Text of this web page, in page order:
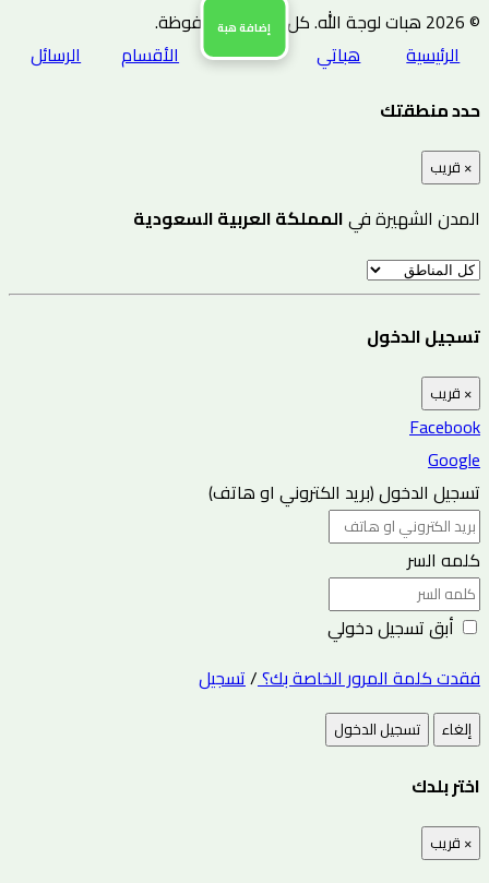
© 2026 هبات لوجة الله. كل الحقوق محفوظة.
الرئيسية
هباتي
إضافة هبة
الأقسام
الرسائل
حدد منطقتك
× قريب
المدن الشهيرة فيالمملكة العربية السعودية
تسجيل الدخول
× قريب
Facebook
Google
تسجيل الدخول (بريد الكتروني او هاتف)
كلمه السر
أبق تسجيل دخولي
فقدت كلمة المرور الخاصة بك؟/تسجيل
إلغاء تسجيل الدخول
اختر بلدك
× قريب